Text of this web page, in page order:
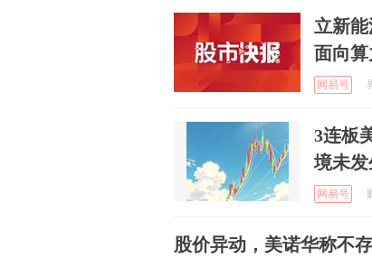
立新
面向
网易号
3连板
境未
网易号
股价异动，美诺华称不